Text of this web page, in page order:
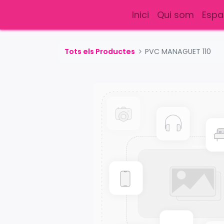
Inici Qui som
Tots els Productes PVC MANAGUET 110